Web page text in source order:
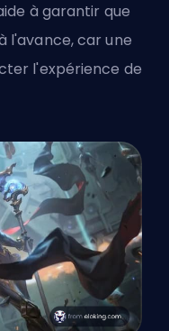
à garantir que
l'avance, car une
l'expérience de